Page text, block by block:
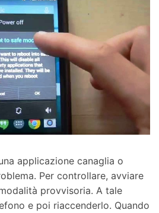
applicazione canaglia o
Per controllare, avviare
provvisoria. A tale
e poi riaccenderlo. Quando